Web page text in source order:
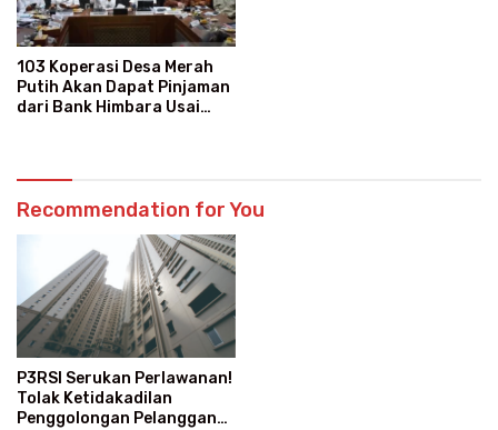
103 Koperasi Desa Merah
Putih Akan Dapat Pinjaman
dari Bank Himbara Usai
Recommendation for You
P3RSI Serukan Perlawanan!
Tolak Ketidakadilan
Penggolongan Pelanggan